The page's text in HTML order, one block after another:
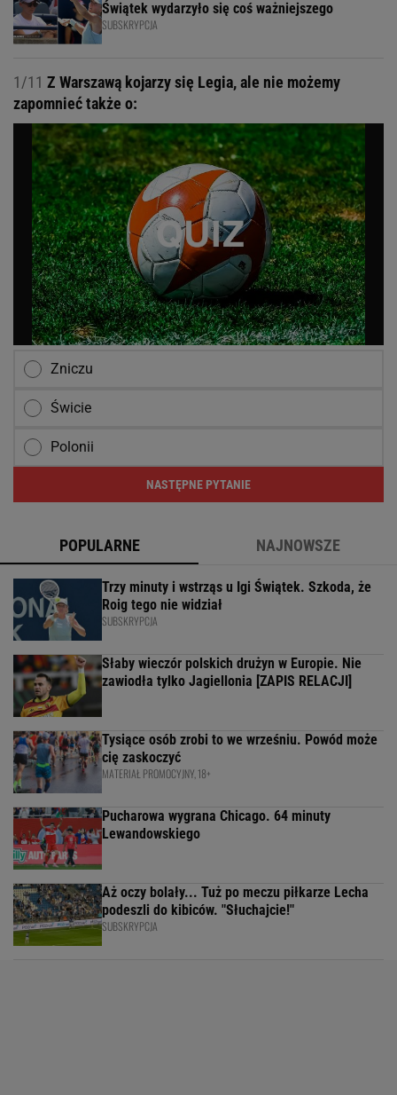
Świątek wydarzyło się coś ważniejszego
SUBSKRYPCJA
1/11 Z Warszawą kojarzy się Legia, ale nie możemy
zapomnieć także o:
Zniczu
Świcie
Polonii
NASTĘPNE PYTANIE
POPULARNE NAJNOWSZE
Trzy minuty i wstrząs u Igi Świątek. Szkoda, że
Roig tego nie widział
SUBSKRYPCJA
Słaby wieczór polskich drużyn w Europie. Nie
zawiodła tylko Jagiellonia [ZAPIS RELACJI]
Tysiące osób zrobi to we wrześniu. Powód może
cię zaskoczyć
MATERIAŁ PROMOCYJNY, 18+
Pucharowa wygrana Chicago. 64 minuty
Lewandowskiego
Aż oczy bolały... Tuż po meczu piłkarze Lecha
podeszli do kibiców. "Słuchajcie!"
SUBSKRYPCJA